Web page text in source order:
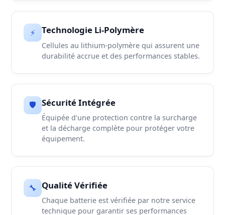
⚡ Technologie Li-Polymère
Cellules au lithium-polymère qui assurent une
durabilité accrue et des performances stables.
🛡️ Sécurité Intégrée
Équipée d'une protection contre la surcharge
et la décharge complète pour protéger votre
équipement.
🔧 Qualité Vérifiée
Chaque batterie est vérifiée par notre service
technique pour garantir ses performances